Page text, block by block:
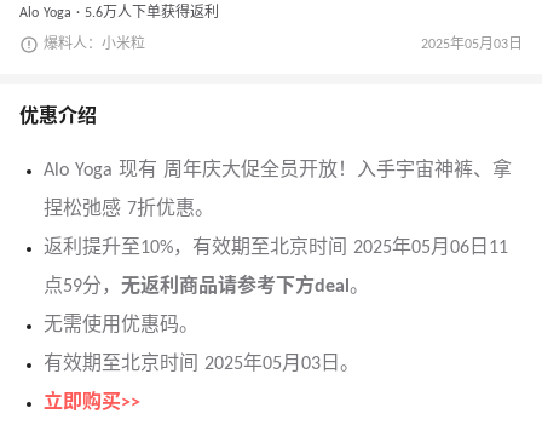
Alo Yoga · 5.6万人下单获得返利
爆料人：小米粒 2025年05月03日
优惠介绍
Alo Yoga 现有 周年庆大促全员开放！入手宇宙神裤、拿
捏松弛感 7折优惠。
返利提升至10%，有效期至北京时间 2025年05月06日11
点59分， 无返利商品请参考下方deal 。
无需使用优惠码。
有效期至北京时间 2025年05月03日。
立即购买>>